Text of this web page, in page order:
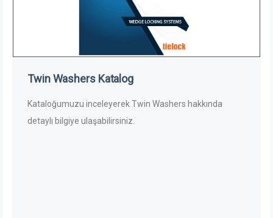
Twin Washers Katalog
Kataloğumuzu inceleyerek Twin Washers hakkında
detaylı bilgiye ulaşabilirsiniz.